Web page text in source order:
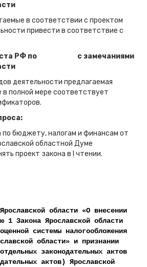
в соответствии с проектом
привести в соответствие с
РФ по
с замечаниями
деятельности предлагаемая
полной мере соответствует
бюджету, налогам и финансам от
областной Думе
проект закона в I чтении.
области «О внесении
1 Закона Ярославской области
системы налогообложения
области» и признании
законодательных актов
актов) Ярославской